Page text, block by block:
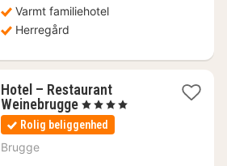
Varmt familiehotel
Herregård
Hotel – Restaurant
Weinebrugge2
nætter
fra
, 4 Stjerner
Rolig beliggenhed
Brugge